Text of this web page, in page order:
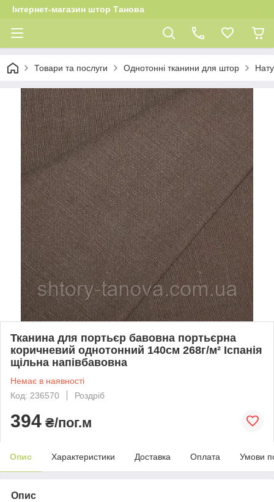
Інтернет-магазин штор Танова
Товари та послуги Однотонні тканини для штор
Тканина для портьєр бавовна портьєрна
коричневий однотонний 140см 268г/м² Іспанія
щільна напівбавовна
Немає в наявності
Код: 236570
Роздріб
394 ₴/пог.м
Опис Характеристики Доставка Оплата Умови
Опис